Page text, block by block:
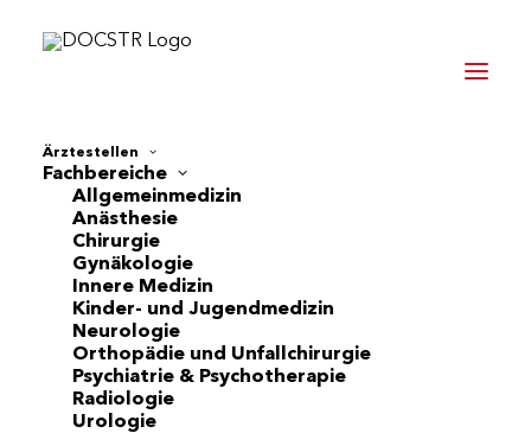
Ärztestellen
Fachbereiche
Allgemeinmedizin
Anästhesie
Chirurgie
Gynäkologie
Innere Medizin
Kinder- und Jugendmedizin
Neurologie
Orthopädie und Unfallchirurgie
Psychiatrie & Psychotherapie
Radiologie
Urologie
Impressum
Informationspflicht laut §5 E-Commerce
Gesetz, §14 Unternehmensgesetzbuch, §63
Gewerbeordnung und Offenlegungspflicht
laut §25 Mediengesetz.